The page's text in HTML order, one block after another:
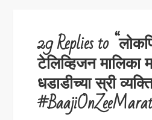
29 Replies to
टेलिव्हिजन मालिका
धडाडीच्या स्री